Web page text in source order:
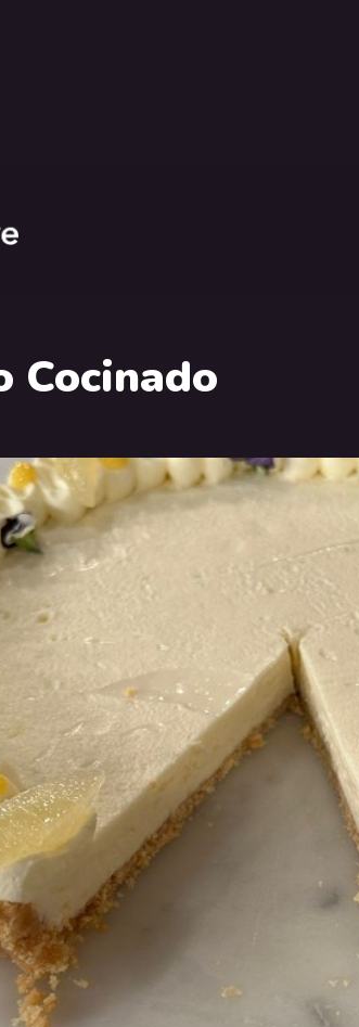
Cocinado